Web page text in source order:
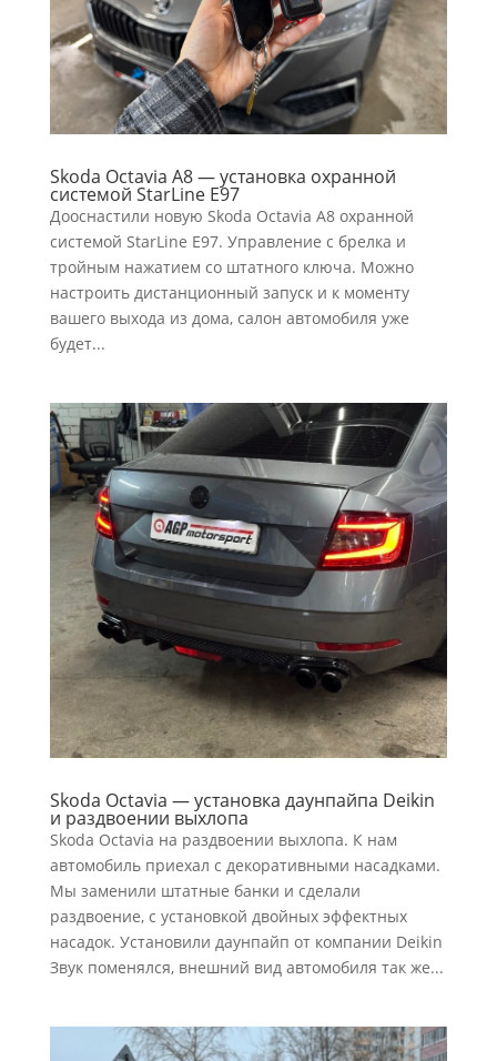
Skoda Octavia A8 — установка охранной
системой StarLine E97
Дооснастили новую Skoda Octavia A8 охранной
системой StarLine E97. Управление с брелка и
тройным нажатием со штатного ключа. Можно
настроить дистанционный запуск и к моменту
вашего выхода из дома, салон автомобиля уже
будет...
Skoda Octavia — установка даунпайпа Deikin
и раздвоении выхлопа
Skoda Octavia на раздвоении выхлопа. К нам
автомобиль приехал с декоративными насадками.
Мы заменили штатные банки и сделали
раздвоение, с установкой двойных эффектных
насадок. Установили даунпайп от компании Deikin
Звук поменялся, внешний вид автомобиля так же...